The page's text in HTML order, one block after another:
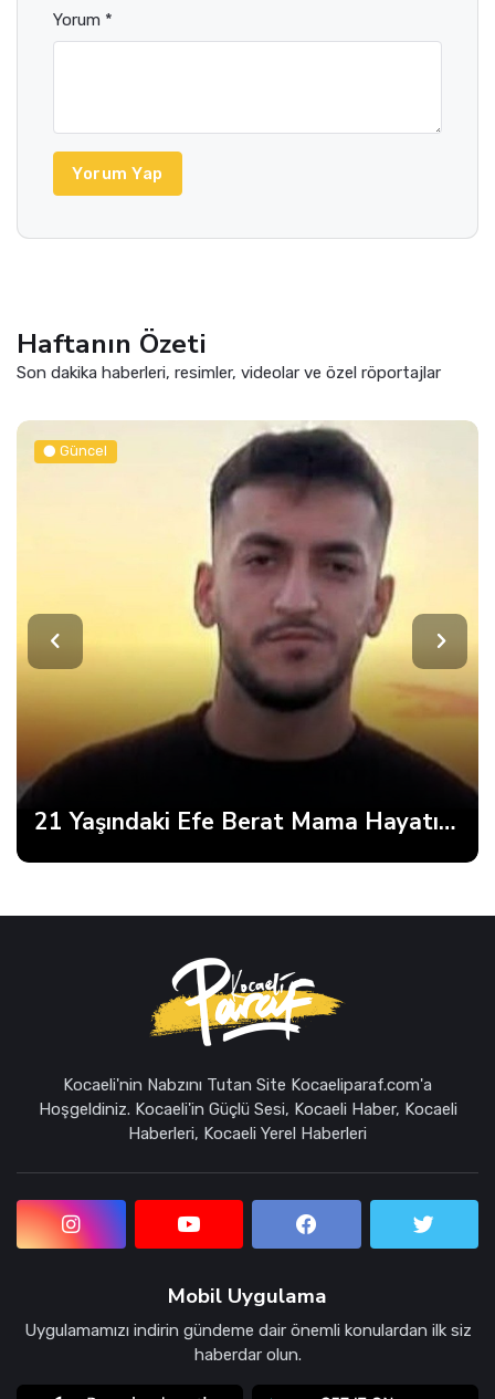
Yorum *
Yorum Yap
Haftanın Özeti
Son dakika haberleri, resimler, videolar ve özel röportajlar
Güncel
21 Yaşındaki Efe Berat Mama Hayatını Kaybetti
Kocaeli'nin Nabzını Tutan Site Kocaeliparaf.com'a
Hoşgeldiniz. Kocaeli'in Güçlü Sesi, Kocaeli Haber, Kocaeli
Haberleri, Kocaeli Yerel Haberleri
Mobil Uygulama
Uygulamamızı indirin gündeme dair önemli konulardan ilk siz
haberdar olun.